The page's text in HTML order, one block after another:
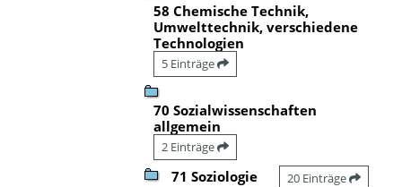
58 Chemische Technik,
Umwelttechnik, verschiedene
Technologien
5 Einträge
70 Sozialwissenschaften
allgemein
2 Einträge
71 Soziologie 20 Einträge